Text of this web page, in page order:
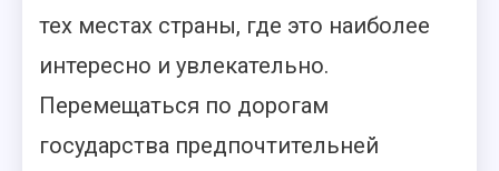
тех местах страны, где это наиболее
интересно и увлекательно.
Перемещаться по дорогам
государства предпочтительней